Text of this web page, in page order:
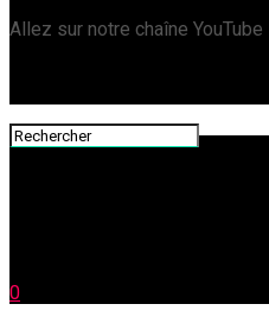
Allez sur notre chaîne YouTube
0